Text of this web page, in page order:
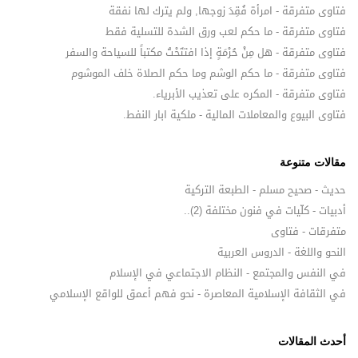
فتاوى متفرقة - امرأة فُقِدَ زوجها, ولم يترك لها نفقة
فتاوى متفرقة - ما حكم لعب ورق الشدة للتسلية فقط
فتاوى متفرقة - هل مِنْ حُرْمَةٍ إذا افتتَحْتُ مكتباً للسياحة والسفر
فتاوى متفرقة - ما حكم الوشم وما حكم الصلاة خلف الموشوم
فتاوى متفرقة - المكره على تعذيب الأبرياء.
فتاوى البيوع والمعاملات المالية - ملكية ابار النفط.
مقالات متنوعة
حديث - صحيح مسلم - الطبعة التركية
أدبيات - كلّيات في فنون مختلفة (2)..
متفرقات - فتاوى
النحو واللغة - الدروس العربية
في النفس والمجتمع - النظام الاجتماعي في الإسلام
في الثقافة الإسلامية المعاصرة - نحو فهم أعمق للواقع الإسلامي
أحدث المقالات